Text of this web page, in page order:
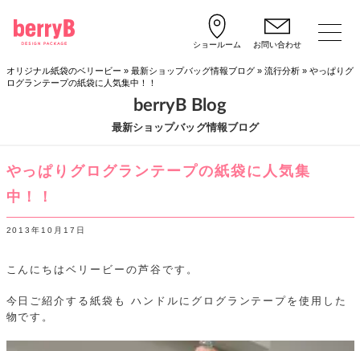
ショールーム お問い合わせ
オリジナル紙袋のベリービー » 最新ショップバッグ情報ブログ» 流行分析» やっぱりグ
ログランテープの紙袋に人気集中！！
最新ショップバッグ情報ブログ
berryB Blog
やっぱりグログランテープの紙袋に人気集
中！！
2013年10月17日
こんにちはベリービーの芦谷です。
今日ご紹介する紙袋も ハンドルにグログランテープを使用した
物です。